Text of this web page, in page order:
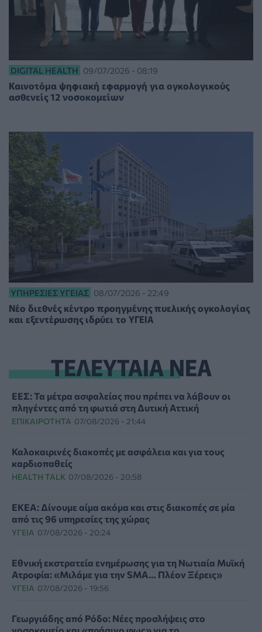
DIGITAL HEALTH 09/07/2026 - 08:19
Kαινοτόμα ψηφιακή εφαρμογή για ογκολογικούς
ασθενείς 12 νοσοκομείων
ΥΠΗΡΕΣΊΕΣ ΥΓΕΊΑΣ 08/07/2026 - 22:49
Νέο διεθνές κέντρο προηγμένης πυελικής ογκολογίας
και εξεντέρωσης ιδρύει το ΥΓΕΙΑ
ΤΕΛΕΥΤΑΙΑ ΝΕΑ
ΕΕΣ: Τα μέτρα ασφαλείας που πρέπει να λάβουν οι
πληγέντες από τη φωτιά στη Δυτική Αττική
ΕΠΙΚΑΙΡΌΤΗΤΑ 07/08/2026 - 21:44
Καλοκαιρινές διακοπές με ασφάλεια και για τους
καρδιοπαθείς
HEALTH TALK 07/08/2026 - 20:58
ΕΚΕΑ: Δίνουμε αίμα ακόμα και στις διακοπές σε μία
από τις 96 υπηρεσίες της χώρας
ΥΓΕΊΑ 07/08/2026 - 20:24
Εθνική εκστρατεία ενημέρωσης για τη Νωτιαία Μυϊκή
Ατροφία: «Μιλάμε για την SMA… Πλέον Ξέρεις»
ΥΓΕΊΑ 07/08/2026 - 19:56
Γεωργιάδης από Ρόδο: Νέες προσλήψεις στο